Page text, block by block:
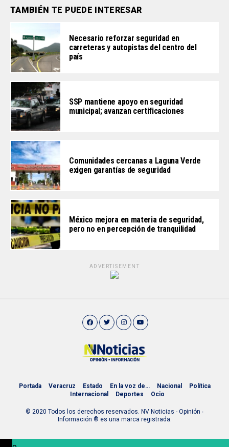
TAMBIÉN TE PUEDE INTERESAR
Necesario reforzar seguridad en
carreteras y autopistas del centro del
país
SSP mantiene apoyo en seguridad
municipal; avanzan certificaciones
Comunidades cercanas a Laguna Verde
exigen garantías de seguridad
México mejora en materia de seguridad,
pero no en percepción de tranquilidad
ADVERTISEMENT
Portada Veracruz Estado En la voz de… Nacional
Política
Internacional
Deportes Ocio
© 2020 Todos los derechos reservados. NV Noticias - Opinión ∙
Información ® es una marca registrada.